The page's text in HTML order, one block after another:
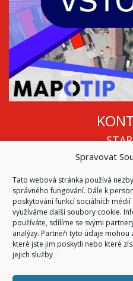
Spravovat
Tato webová stránka používá
správného fungování. Dále k
poskytování funkcí sociálních médií
využíváme další soubory cookie.
používáte, sdílíme se svými
analýzy. Partneři tyto údaje
které jste jim poskytli nebo které
jejich služby
Mgr.
Po, St:
Všechny